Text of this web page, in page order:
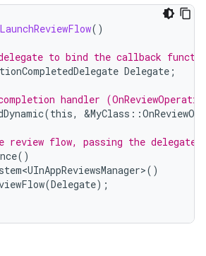
()
to bind the callback
Delegate ;
handler
(this, &MyClass ::
review flow, passing the
()
()
(Delegate);